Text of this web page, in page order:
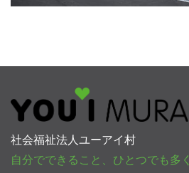
社会福祉法人ユーアイ村
自分でできること、ひとつでも多く